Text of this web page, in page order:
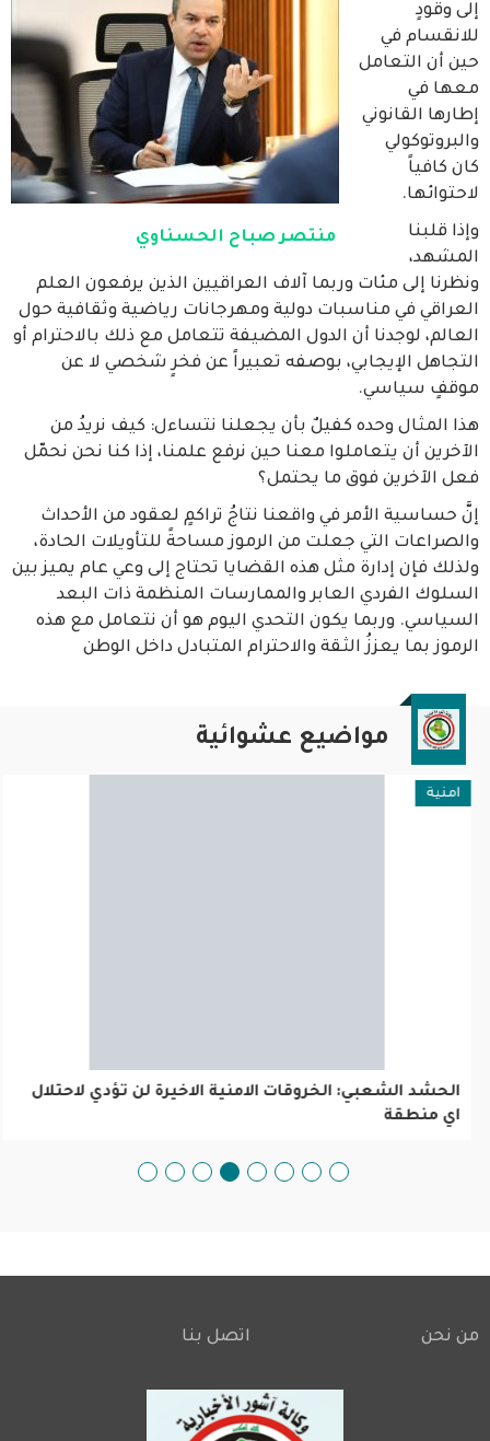
منتصر صباح الحسناوي
إلى وقودٍ
للانقسام في
حين أن التعامل
معها في
إطارها القانوني
والبروتوكولي
كان كافياً
لاحتوائها.
وإذا قلبنا
المشهد،
ونظرنا إلى مئات وربما آلاف العراقيين الذين يرفعون العلم
العراقي في مناسبات دولية ومهرجانات رياضية وثقافية حول
العالم، لوجدنا أن الدول المضيفة تتعامل مع ذلك بالاحترام أو
التجاهل الإيجابي، بوصفه تعبيراً عن فخرٍ شخصي لا عن
موقفٍ سياسي.
هذا المثال وحده كفيلٌ بأن يجعلنا نتساءل: كيف نريدُ من
الآخرين أن يتعاملوا معنا حين نرفع علمنا، إذا كنا نحن نحمّل
فعل الآخرين فوق ما يحتمل؟
إنَّ حساسية الأمر في واقعنا نتاجُ تراكمٍ لعقود من الأحداث
والصراعات التي جعلت من الرموز مساحةً للتأويلات الحادة،
ولذلك فإن إدارة مثل هذه القضايا تحتاج إلى وعي عام يميز بين
السلوك الفردي العابر والممارسات المنظمة ذات البعد
السياسي. وربما يكون التحدي اليوم هو أن نتعامل مع هذه
الرموز بما يعززُ الثقة والاحترام المتبادل داخل الوطن
مواضيع عشوائية
امنية
الحشد الشعبي: الخروقات الامنية الاخيرة لن تؤدي لاحتلال
اي منطقة
Footer
من نحن اتصل بنا